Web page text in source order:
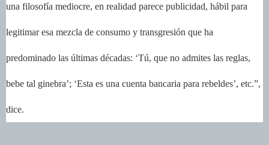
una filosofía mediocre, en realidad parece publicidad, hábil para
legitimar esa mezcla de consumo y transgresión que ha
predominado las últimas décadas: ‘Tú, que no admites las reglas,
bebe tal ginebra’; ‘Esta es una cuenta bancaria para rebeldes’, etc.”,
dice.